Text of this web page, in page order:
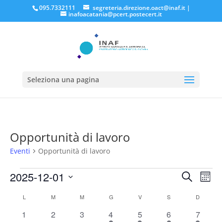
095.7332111 segreteria.direzione.oact@inaf.it|
inafoacatania@pcert.postecert.it
Seleziona una pagina
Opportunità di lavoro
Eventi Opportunità di lavoro
Eventi Eventi
viste
CercaMese
2025-12-01
data.
Calendario
L MMARTEDÌ M MERCOLEDÌ
G VVENERDÌ S D
0
1
0
2
0
3
1
4
1
5
1
6
1
7